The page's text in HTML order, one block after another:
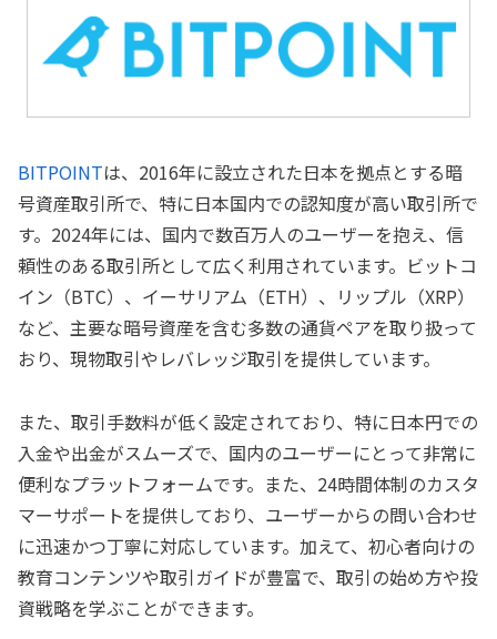
BITPOINTは、2016年に設立された日本を拠点とする暗
号資産取引所で、特に日本国内での認知度が高い取引所で
す。2024年には、国内で数百万人のユーザーを抱え、信
頼性のある取引所として広く利用されています。ビットコ
イン（BTC）、イーサリアム（ETH）、リップル（XRP）
など、主要な暗号資産を含む多数の通貨ペアを取り扱って
おり、現物取引やレバレッジ取引を提供しています。
また、取引手数料が低く設定されており、特に日本円での
入金や出金がスムーズで、国内のユーザーにとって非常に
便利なプラットフォームです。また、24時間体制のカスタ
マーサポートを提供しており、ユーザーからの問い合わせ
に迅速かつ丁寧に対応しています。加えて、初心者向けの
教育コンテンツや取引ガイドが豊富で、取引の始め方や投
資戦略を学ぶことができます。